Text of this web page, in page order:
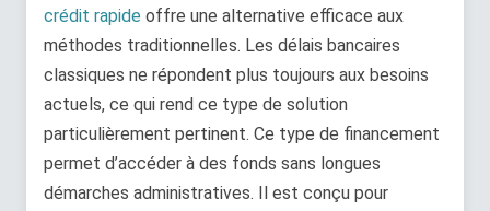
crédit rapide offre une alternative efficace aux
méthodes traditionnelles. Les délais bancaires
classiques ne répondent plus toujours aux besoins
actuels, ce qui rend ce type de solution
particulièrement pertinent. Ce type de financement
permet d’accéder à des fonds sans longues
démarches administratives. Il est conçu pour